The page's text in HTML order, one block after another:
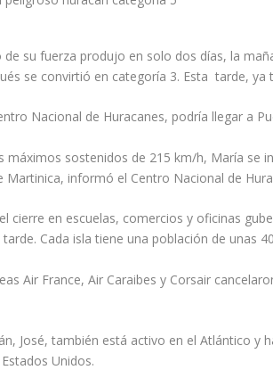
de su fuerza produjo en solo dos días, la
se convirtió en categoría 3. Esta tarde,
Nacional de Huracanes, podría llegar a
máximos sostenidos de 215 km/h, María se
Martinica, informó el Centro Nacional de
cierre en escuelas, comercios y oficinas
Cada isla tiene una población de unas
Air France, Air Caraibes y Corsair
José, también está activo en el Atlántico y
Unidos.